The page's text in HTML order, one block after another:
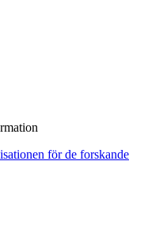
för de forskande